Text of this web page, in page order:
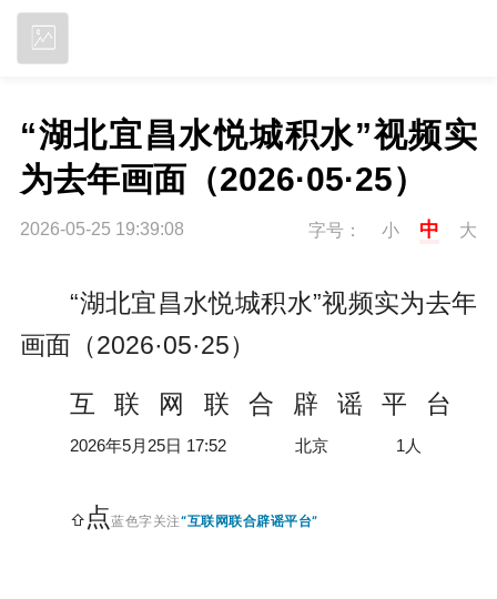
“湖北宜昌水悦城积水”视频实
为去年画面（2026·05·25）
2026-05-25 19:39:08 字号： 小 中 大
“湖北宜昌水悦城积水”视频实为去年
画面（2026·05·25）
互联网联合辟谣平台
2026年5月25日 17:52 北京 1人
⇧ 点蓝色字关注“互联网联合辟谣平台”